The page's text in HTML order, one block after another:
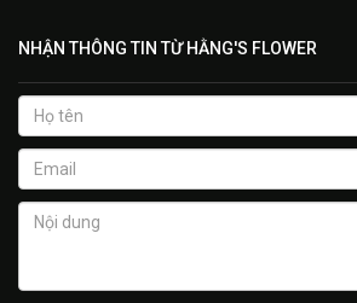
NHẬN THÔNG TIN TỪ HẰNG'S FLOWER